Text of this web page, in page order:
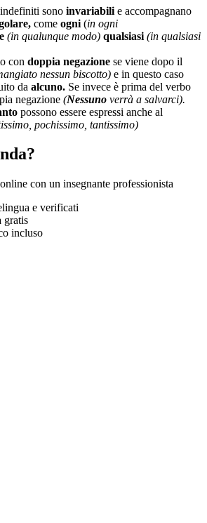
sono invariabili e accompagnano
come ogni (in ogni
(in qualunque modo) qualsiasi (in qualsiasi
con doppia negazione se viene dopo il
nessun biscotto) e in questo caso
da alcuno. Se invece è prima del verbo
negazione (Nessuno verrà a salvarci).
possono essere espressi anche al
pochissimo, tantissimo)
con un insegnante professionista
e verificati
gratis
incluso